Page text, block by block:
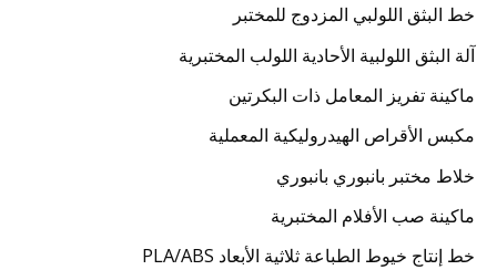
خط البثق اللولبي المزدوج للمختبر
آلة البثق اللولبية الأحادية اللولب المختبرية
ماكينة تفريز المعامل ذات البكرتين
مكبس الأقراص الهيدروليكية المعملية
خلاط مختبر بانبوري بانبوري
ماكينة صب الأفلام المختبرية
خط إنتاج خيوط الطباعة ثلاثية الأبعاد PLA/ABS